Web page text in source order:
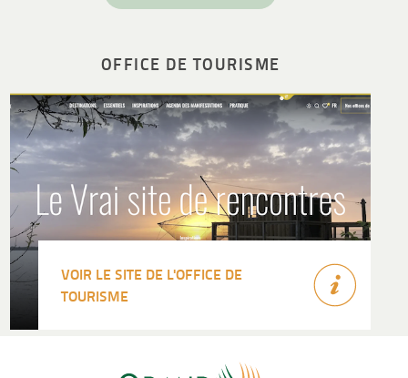
OFFICE DE TOURISME
VOIR LE SITE DE L'OFFICE DE
TOURISME